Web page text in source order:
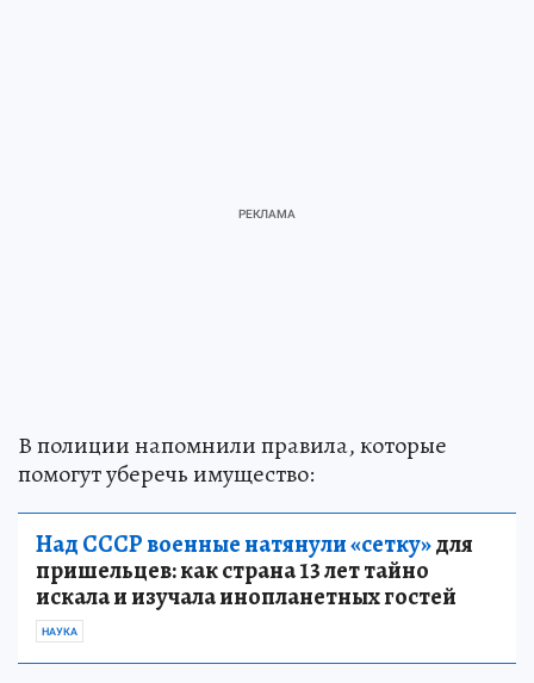
В полиции напомнили правила, которые
помогут уберечь имущество:
Над СССР военные натянули «сетку»для
пришельцев: как страна 13 лет тайно
искала и изучала инопланетных гостей
НАУКА